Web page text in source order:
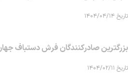
تاریخ ۱۴۰۴/۰۴/۱۴
بزرگترین صادرکنندگان فرش دستباف
تاریخ ۱۴۰۴/۰۲/۱۱